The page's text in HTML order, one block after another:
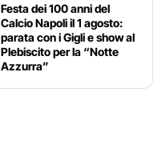
Festa dei 100 anni del
Calcio Napoli il 1 agosto:
parata con i Gigli e show al
Plebiscito per la “Notte
Azzurra”